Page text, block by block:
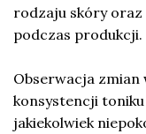
rodzaju skóry
podczas produkcji.
Obserwacja zmian
konsystencji toniku
jakiekolwiek